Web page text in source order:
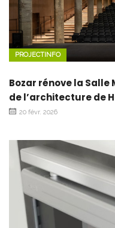
PROJECTINFO
Bozar rénove la Salle
de l’architecture de
20 févr. 2026